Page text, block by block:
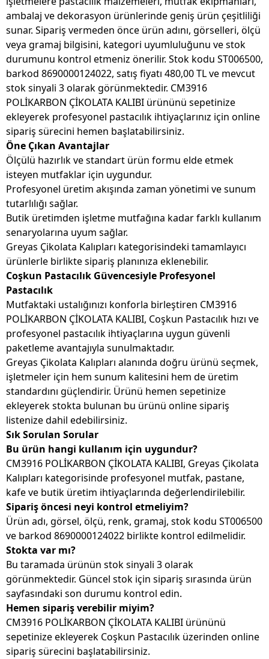
ambalaj ve dekorasyon ürünlerinde geniş ürün çeşitliliği
sunar. Sipariş vermeden önce ürün adını, görselleri, ölçü
veya gramaj bilgisini, kategori uyumluluğunu ve stok
durumunu kontrol etmeniz önerilir. Stok kodu ST006500,
barkod 8690000124022, satış fiyatı 480,00 TL ve mevcut
stok sinyali 3 olarak görünmektedir. CM3916
POLİKARBON ÇİKOLATA KALIBI ürününü sepetinize
ekleyerek profesyonel pastacılık ihtiyaçlarınız için online
sipariş sürecini hemen başlatabilirsiniz.
Öne Çıkan Avantajlar
Ölçülü hazırlık ve standart ürün formu elde etmek
isteyen mutfaklar için uygundur.
Profesyonel üretim akışında zaman yönetimi ve sunum
tutarlılığı sağlar.
Butik üretimden işletme mutfağına kadar farklı kullanım
senaryolarına uyum sağlar.
Greyas Çikolata Kalıpları kategorisindeki tamamlayıcı
ürünlerle birlikte sipariş planınıza eklenebilir.
Coşkun Pastacılık Güvencesiyle Profesyonel
Pastacılık
Mutfaktaki ustalığınızı konforla birleştiren CM3916
POLİKARBON ÇİKOLATA KALIBI, Coşkun Pastacılık hızı ve
profesyonel pastacılık ihtiyaçlarına uygun güvenli
paketleme avantajıyla sunulmaktadır.
Greyas Çikolata Kalıpları alanında doğru ürünü seçmek,
işletmeler için hem sunum kalitesini hem de üretim
standardını güçlendirir. Ürünü hemen sepetinize
ekleyerek stokta bulunan bu ürünü online sipariş
listenize dahil edebilirsiniz.
Sık Sorulan Sorular
Bu ürün hangi kullanım için uygundur?
CM3916 POLİKARBON ÇİKOLATA KALIBI, Greyas Çikolata
Kalıpları kategorisinde profesyonel mutfak, pastane,
kafe ve butik üretim ihtiyaçlarında değerlendirilebilir.
Sipariş öncesi neyi kontrol etmeliyim?
Ürün adı, görsel, ölçü, renk, gramaj, stok kodu ST006500
ve barkod 8690000124022 birlikte kontrol edilmelidir.
Stokta var mı?
Bu taramada ürünün stok sinyali 3 olarak
görünmektedir. Güncel stok için sipariş sırasında ürün
sayfasındaki son durumu kontrol edin.
Hemen sipariş verebilir miyim?
CM3916 POLİKARBON ÇİKOLATA KALIBI ürününü
sepetinize ekleyerek Coşkun Pastacılık üzerinden online
sipariş sürecini başlatabilirsiniz.